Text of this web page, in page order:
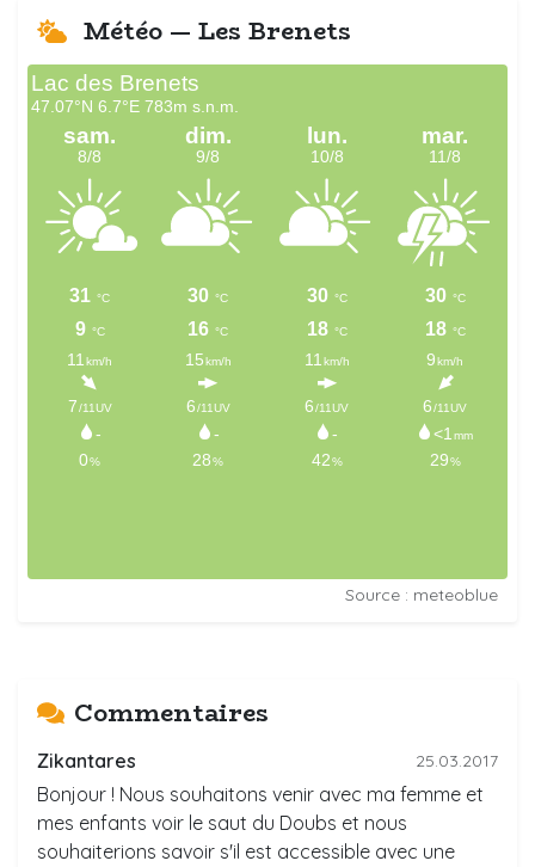
Météo — Les Brenets
Source : meteoblue
Commentaires
Zikantares 25.03.2017
Bonjour ! Nous souhaitons venir avec ma femme et
mes enfants voir le saut du Doubs et nous
souhaiterions savoir s'il est accessible avec une